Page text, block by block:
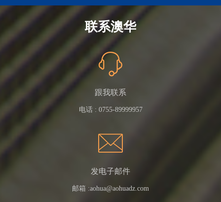
联系澳华
跟我联系
电话 : 0755-89999957
发电子邮件
邮箱 :aohua@aohuadz.com